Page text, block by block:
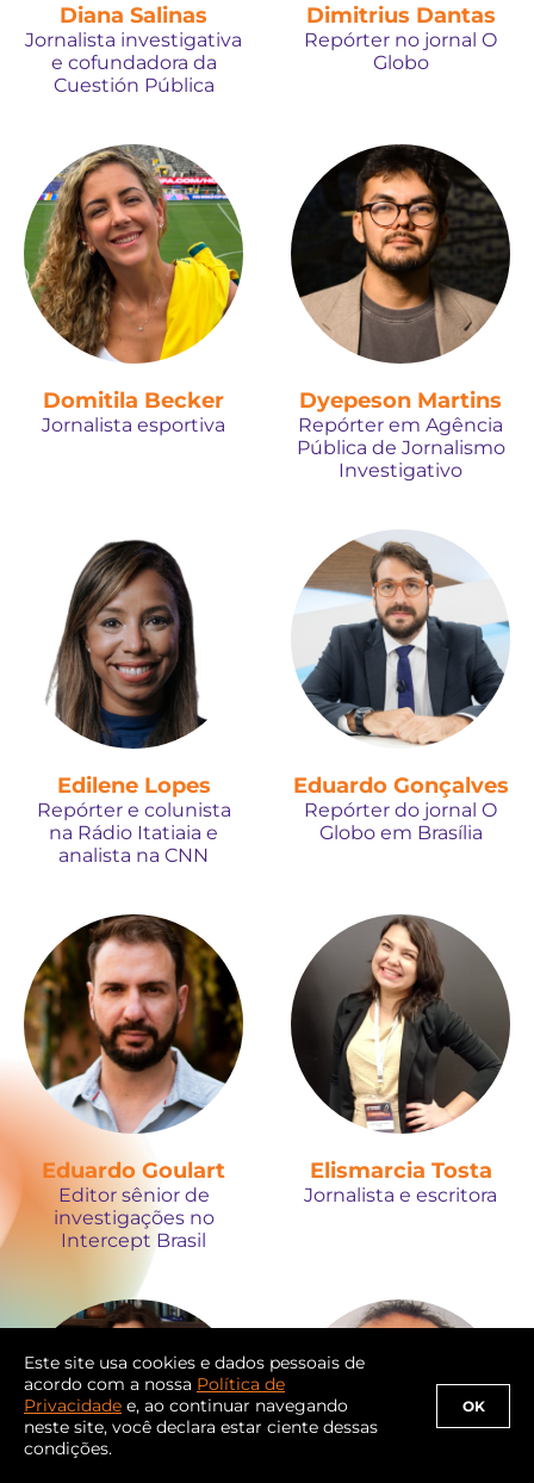
Diana Salinas
Jornalista investigativa
e cofundadora da
Cuestión Pública
Dimitrius Dantas
Repórter no jornal O
Globo
Domitila Becker
Jornalista esportiva
Dyepeson Martins
Repórter em Agência
Pública de Jornalismo
Investigativo
Edilene Lopes
Repórter e colunista
na Rádio Itatiaia e
analista na CNN
Eduardo Gonçalves
Repórter do jornal O
Globo em Brasília
Eduardo Goulart
Editor sênior de
investigações no
Intercept Brasil
Elismarcia Tosta
Jornalista e escritora
Este site usa cookies e dados pessoais de
acordo com a nossa Política de
Privacidade e, ao continuar navegando
neste site, você declara estar ciente dessas
condições.
OK